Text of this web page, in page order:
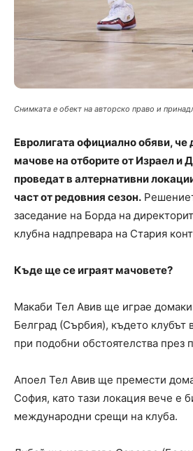
Снимката е обект на авторско право и
Евролигата официално обяви,
мачове на отборите от Израел и
проведат в алтернативни
част от редовния сезон.
заседание на Борда на
клубна надпревара на Стария
Къде ще се играят мачовете?
Макаби Тел Авив ще играе
Белград (Сърбия), където клубът
при подобни обстоятелства през
Апоел Тел Авив ще премести
София, като тази локация вече е
международни срещи на клуба.